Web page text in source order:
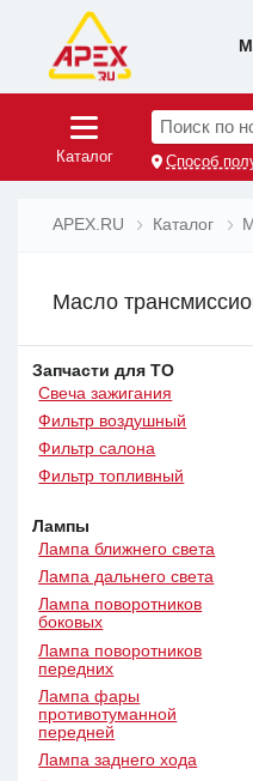
Каталог
Поиск по
Способ
APEX.RU Каталог
Масло
Запчасти для ТО
Свеча зажигания
Фильтр воздушный
Фильтр салона
Фильтр топливный
Лампы
Лампа ближнего света
Лампа дальнего света
Лампа поворотников
боковых
Лампа поворотников
передних
Лампа фары
противотуманной
передней
Лампа заднего хода